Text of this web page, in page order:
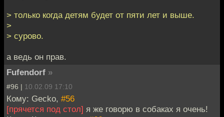
> только когда детям будет от пяти лет и выше.
>
> сурово.
а ведь он прав.
Fufendorf »
#96 | 10.02.09 17:10
Кому: Gecko, #56
[прячется под стол] я же говорю в собаках я очень!